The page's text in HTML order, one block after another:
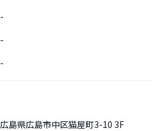
-
-
-
広島県広島市中区猫屋町3-10 3F